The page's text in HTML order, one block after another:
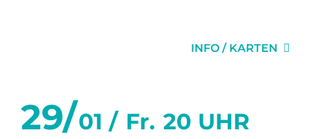
INFO / KARTEN
29/01 / Fr. 20 UHR